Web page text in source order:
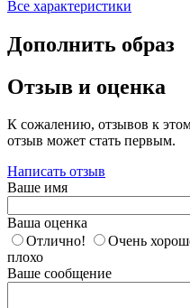
Все характеристики
Дополнить образ
Отзыв и оценка
К сожалению, отзывов к
отзыв может стать первым.
Написать отзыв
Ваше имя
Ваша оценка
Отлично!
Очень
плохо
Ваше сообщение